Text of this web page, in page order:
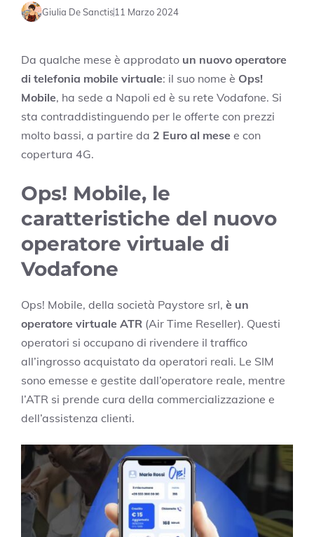
Giulia De Sanctis11 Marzo 2024
Da qualche mese è approdato un nuovo operatore
di telefonia mobile virtuale: il suo nome è Ops!
Mobile, ha sede a Napoli ed è su rete Vodafone. Si
sta contraddistinguendo per le offerte con prezzi
molto bassi, a partire da 2 Euro al mese e con
copertura 4G.
Ops! Mobile, le
caratteristiche del nuovo
operatore virtuale di
Vodafone
Ops! Mobile, della società Paystore srl, è un
operatore virtuale ATR (Air Time Reseller). Questi
operatori si occupano di rivendere il traffico
all’ingrosso acquistato da operatori reali. Le SIM
sono emesse e gestite dall’operatore reale, mentre
l’ATR si prende cura della commercializzazione e
dell’assistenza clienti.